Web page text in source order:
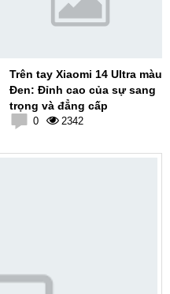
Trên tay Xiaomi 14 Ultra màu
Đen: Đỉnh cao của sự sang
trọng và đẳng cấp
0 2342